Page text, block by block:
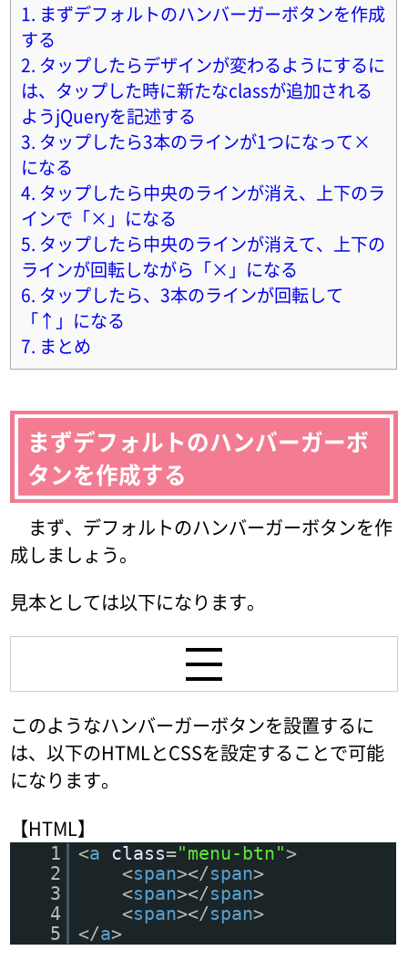
1. まずデフォルトのハンバーガーボタンを作成
する
2. タップしたらデザインが変わるようにするに
は、タップした時に新たなclassが追加される
ようjQueryを記述する
3. タップしたら3本のラインが1つになって×
になる
4. タップしたら中央のラインが消え、上下のラ
インで「×」になる
5. タップしたら中央のラインが消えて、上下の
ラインが回転しながら「×」になる
6. タップしたら、3本のラインが回転して
「↑」になる
7. まとめ
まずデフォルトのハンバーガーボ
タンを作成する
まず、デフォルトのハンバーガーボタンを作
成しましょう。
見本としては以下になります。
このようなハンバーガーボタンを設置するに
は、以下のHTMLとCSSを設定することで可能
になります。
【HTML】
1 <a class="menu-btn">
2
<span></span>
3
<span></span>
4
<span></span>
5
</a>